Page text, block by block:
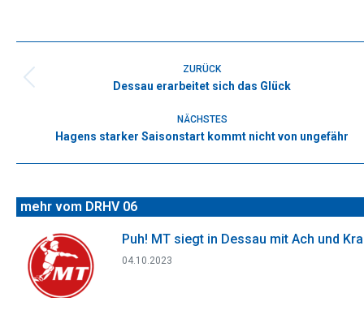
Facebook
X
WhatsAppPinterestLinkedIn
ZURÜCK
Vorheriger
Dessau erarbeitet sich das Glück
NÄCHSTES
Nächster
Hagens starker Saisonstart kommt nicht von ungefähr
mehr vom DRHV 06
Puh! MT siegt in Dessau mit Ach und
04.10.2023